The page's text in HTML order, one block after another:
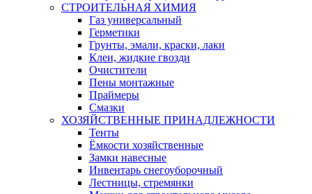
СТРОИТЕЛЬНАЯ ХИМИЯ
Газ универсальный
Герметики
Грунты, эмали, краски, лаки
Клеи, жидкие гвозди
Очистители
Пены монтажные
Праймеры
Смазки
ХОЗЯЙСТВЕННЫЕ ПРИНАДЛЕЖНОСТИ
Тенты
Ёмкости хозяйственные
Замки навесные
Инвентарь снегоуборочный
Лестницы, стремянки